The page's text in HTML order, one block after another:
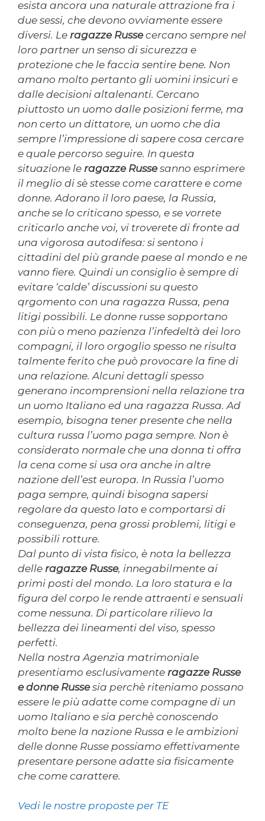
esista ancora una naturale attrazione fra i
due sessi, che devono ovviamente essere
diversi. Le ragazze Russecercano sempre nel
loro partner un senso di sicurezza e
protezione che le faccia sentire bene. Non
amano molto pertanto gli uomini insicuri e
dalle decisioni altalenanti. Cercano
piuttosto un uomo dalle posizioni ferme, ma
non certo un dittatore, un uomo che dia
sempre l’impressione di sapere cosa cercare
e quale percorso seguire. In questa
situazione le ragazze Russesanno esprimere
il meglio di sè stesse come carattere e come
donne. Adorano il loro paese, la Russia,
anche se lo criticano spesso, e se vorrete
criticarlo anche voi, vi troverete di fronte ad
una vigorosa autodifesa: si sentono i
cittadini del più grande paese al mondo e ne
vanno fiere. Quindi un consiglio è sempre di
evitare ‘calde’ discussioni su questo
qrgomento con una ragazza Russa, pena
litigi possibili. Le donne russe sopportano
con più o meno pazienza l’infedeltà dei loro
compagni, il loro orgoglio spesso ne risulta
talmente ferito che può provocare la fine di
una relazione. Alcuni dettagli spesso
generano incomprensioni nella relazione tra
un uomo Italiano ed una ragazza Russa. Ad
esempio, bisogna tener presente che nella
cultura russa l’uomo paga sempre. Non è
considerato normale che una donna ti offra
la cena come si usa ora anche in altre
nazione dell’est europa. In Russia l’uomo
paga sempre, quindi bisogna sapersi
regolare da questo lato e comportarsi di
conseguenza, pena grossi problemi, litigi e
possibili rotture.
Dal punto di vista fisico, è nota la bellezza
delle ragazze Russe, innegabilmente ai
primi posti del mondo. La loro statura e la
figura del corpo le rende attraenti e sensuali
come nessuna. Di particolare rilievo la
bellezza dei lineamenti del viso, spesso
perfetti.
Nella nostra Agenzia matrimoniale
presentiamo esclusivamente ragazze Russe
e donne Russesia perchè riteniamo possano
essere le più adatte come compagne di un
uomo Italiano e sia perchè conoscendo
molto bene la nazione Russa e le ambizioni
delle donne Russe possiamo effettivamente
presentare persone adatte sia fisicamente
che come carattere.
Vedi le nostre proposte per TE